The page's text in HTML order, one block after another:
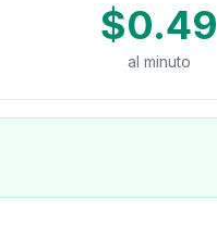
$0.49
al minuto